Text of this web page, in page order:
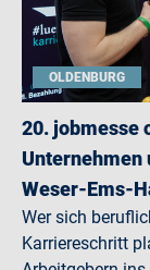
OLDENBURG
20. jobmesse
Weser-Ems-
Wer sich
Karriereschritt